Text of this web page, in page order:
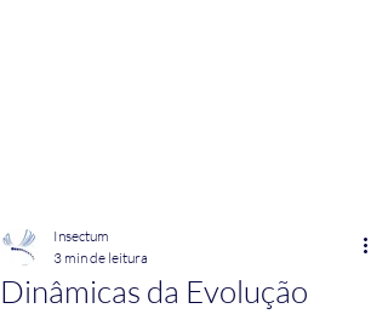
Dinâmicas da Evolução
Insectum
3 min de leitura